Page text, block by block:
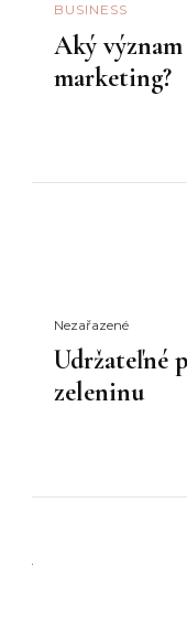
BUSINESS
Aký
marketing?
Nezařazené
Udržateľné
zeleninu